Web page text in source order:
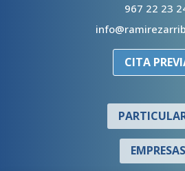
967 22 23
CITA
EMPRESAS